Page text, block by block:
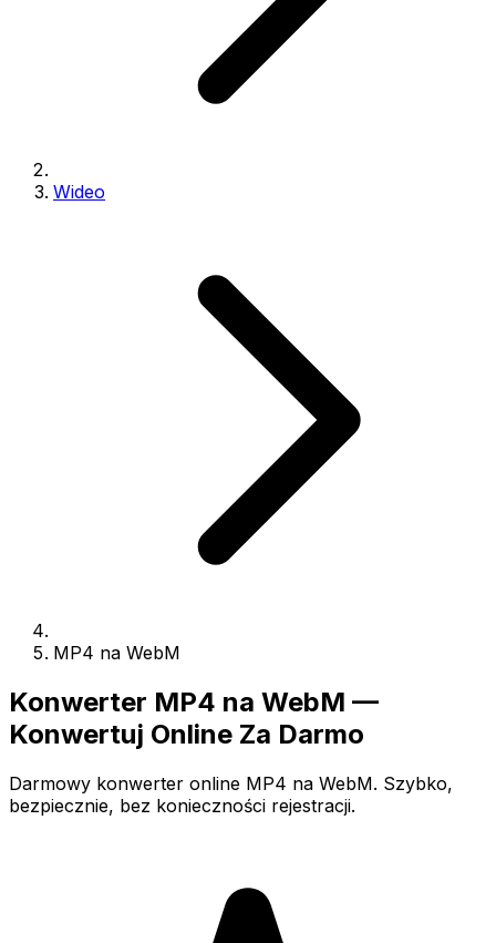
Wideo
MP4 na WebM
Konwerter MP4 na WebM —
Konwertuj Online Za Darmo
Darmowy konwerter online MP4 na WebM. Szybko,
bezpiecznie, bez konieczności rejestracji.